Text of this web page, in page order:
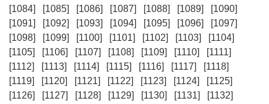
[1084]
[1085] [1086] [1087] [1088] [1089]
[1090]
[1091]
[1092] [1093] [1094] [1095] [1096]
[1097]
[1098]
[1099] [1100] [1101] [1102] [1103]
[1104]
[1105]
[1106] [1107] [1108] [1109] [1110]
[1111]
[1112]
[1113] [1114] [1115] [1116] [1117]
[1118]
[1119]
[1120] [1121] [1122] [1123] [1124]
[1125]
[1126]
[1127] [1128] [1129] [1130] [1131]
[1132]